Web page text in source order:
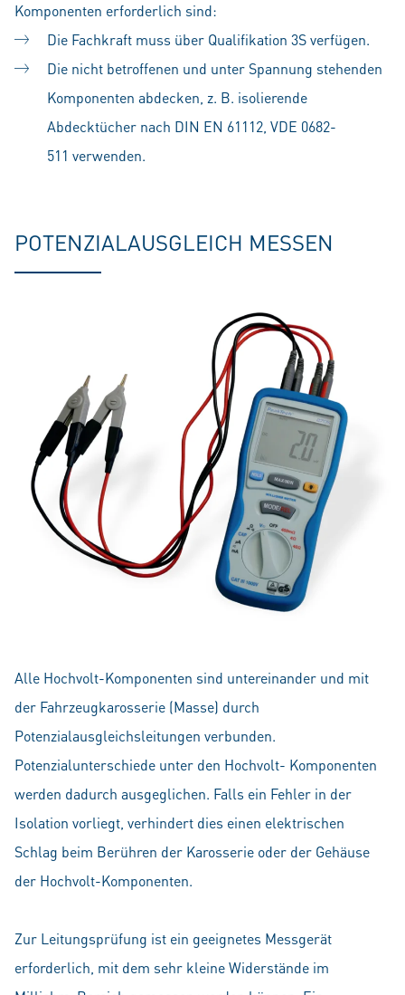
Komponenten erforderlich sind:
Die Fachkraft muss über Qualifikation 3S verfügen.
Die nicht betroffenen und unter Spannung stehenden
Komponenten abdecken, z. B. isolierende
Abdecktücher nach DIN EN 61112, VDE 0682-
511 verwenden.
POTENZIALAUSGLEICH MESSEN
Alle Hochvolt-Komponenten sind untereinander und mit
der Fahrzeugkarosserie (Masse) durch
Potenzialausgleichsleitungen verbunden.
Potenzialunterschiede unter den Hochvolt- Komponenten
werden dadurch ausgeglichen. Falls ein Fehler in der
Isolation vorliegt, verhindert dies einen elektrischen
Schlag beim Berühren der Karosserie oder der Gehäuse
der Hochvolt-Komponenten.
Zur Leitungsprüfung ist ein geeignetes Messgerät
erforderlich, mit dem sehr kleine Widerstände im